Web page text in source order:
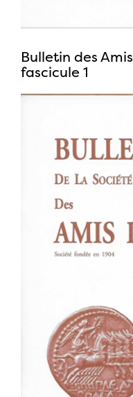
Bulletin des
fascicule 1